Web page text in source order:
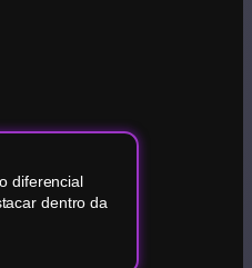
diferencial
dentro da